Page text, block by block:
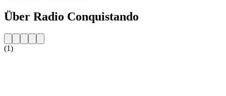
Über Radio Conquistando
(1)